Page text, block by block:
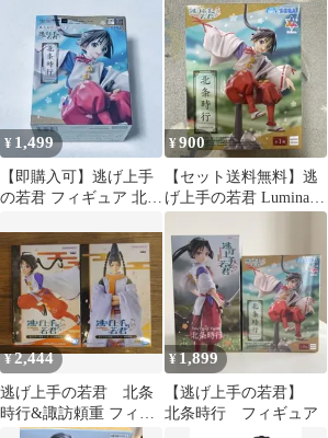
¥ 1,499
【即購入可】逃げ上手
の若君 フィギュア 北条
¥900
【セット送料無料】逃
げ上手の若君 Luminasta
北条時行 フィギュア
¥2,444
逃げ上手の若君 北条
時行&諏訪頼重 フィギ
ュア
¥1,899
【逃げ上手の若君】
北条時行 フィギュア